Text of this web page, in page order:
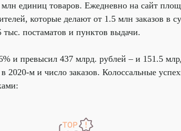
млн единиц товаров. Ежедневно на сайт
которые делают от 1.5 млн заказов в
тыс. постаматов и пунктов выдачи.
и превысил 437 млрд. рублей – и 151.5
2020-м и число заказов. Колоссальные